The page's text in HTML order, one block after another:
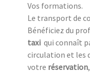
Vos formations.
Le transport de
Bénéficiez du
taxi qui connaît
circulation et les
votre réservation